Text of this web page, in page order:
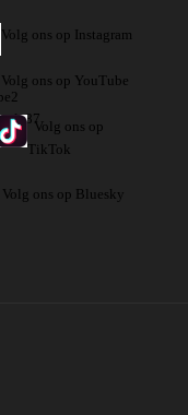
Volg ons op Instagram
Volg ons op YouTube
Volg ons op
TikTok
Volg ons op Bluesky